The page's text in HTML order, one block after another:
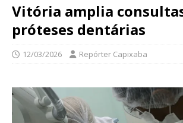
Vitória amplia
próteses dentárias
12/03/2026 Repórter Capixaba